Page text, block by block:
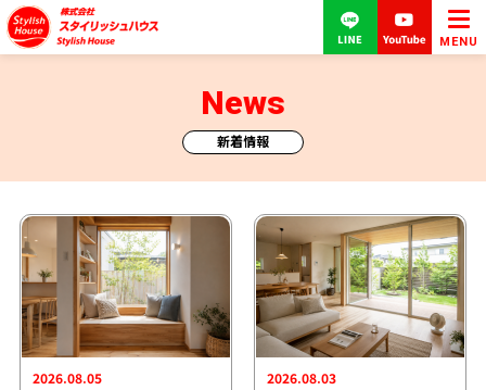
MENU
新着情報
News
2026.08.05 2026.08.03